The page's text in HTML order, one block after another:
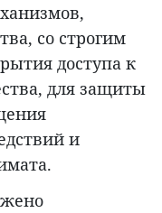
со строгим
доступа к
для защиты
и